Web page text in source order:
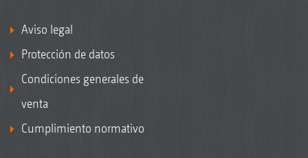
Aviso legal
Protección de datos
Condiciones generales de
venta
Cumplimiento normativo